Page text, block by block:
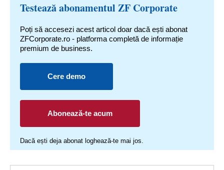
Testează abonamentul ZF Corporate
Poți să accesezi acest articol doar dacă ești abonat
ZFCorporate.ro - platforma completă de informație
premium de business.
Cere demo
Abonează-te acum
Dacă ești deja abonat loghează-te mai jos.